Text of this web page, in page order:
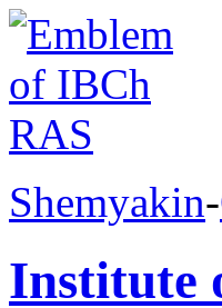
Shemyakin-
Institute